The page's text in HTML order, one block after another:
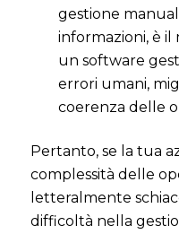
gestione
informazioni, è il
un software
errori umani,
coerenza delle
Pertanto, se la tua
complessità delle
letteralmente
difficoltà nella